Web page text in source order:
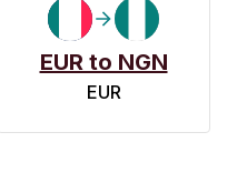
EUR to NGN
EUR